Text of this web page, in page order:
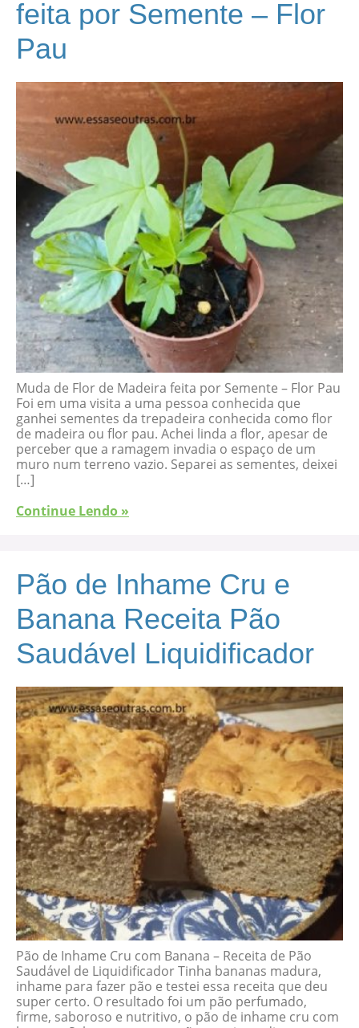
feita por Semente – Flor
Pau
Muda de Flor de Madeira feita por Semente – Flor Pau
Foi em uma visita a uma pessoa conhecida que
ganhei sementes da trepadeira conhecida como flor
de madeira ou flor pau. Achei linda a flor, apesar de
perceber que a ramagem invadia o espaço de um
muro num terreno vazio. Separei as sementes, deixei
[…]
Continue Lendo »
Pão de Inhame Cru e
Banana Receita Pão
Saudável Liquidificador
Pão de Inhame Cru com Banana – Receita de Pão
Saudável de Liquidificador Tinha bananas madura,
inhame para fazer pão e testei essa receita que deu
super certo. O resultado foi um pão perfumado,
firme, saboroso e nutritivo, o pão de inhame cru com